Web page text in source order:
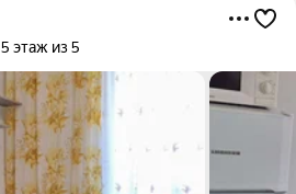
5 этаж из 5